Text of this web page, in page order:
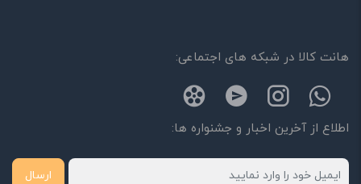
هانت کالا در شبکه های اجتماعی:
اطلاع از آخرین اخبار و جشنواره ها:
ارسال